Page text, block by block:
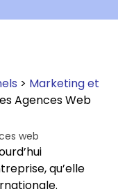
> Marketing et
Agences Web
web
qu’elle